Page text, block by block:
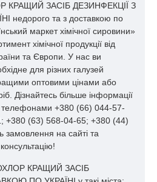
з питання дезінфекції.
фасування
Ціна з
ПДВ
1 кг
КРАЩИЙ ЗАСІБ ДЕЗИНФЕКЦІЇ З
недорого та з доставкою по
маркет хімічної сировини»
хімічної продукції від
та Європи. У нас ви
для різних галузей
оптовими цінами або
Дізнайтесь більше інформації
+380 (66) 044-57-
+380 (63) 568-04-65; +380 (44)
на сайті та
КРАЩИЙ ЗАСІБ